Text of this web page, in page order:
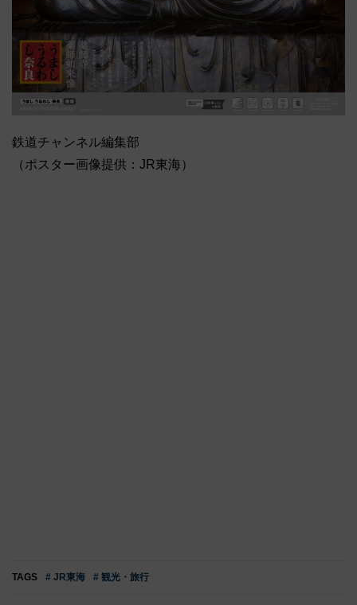
鉄道チャンネル編集部
（ポスター画像提供：JR東海）
TAGS # JR東海 # 観光・旅行